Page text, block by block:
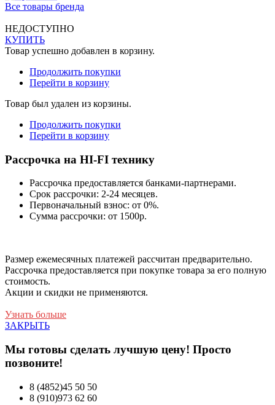
Все товары бренда
НЕДОСТУПНО
КУПИТЬ
Товар успешно добавлен в корзину.
Продолжить покупки
Перейти в корзину
Товар был удален из корзины.
Продолжить покупки
Перейти в корзину
Рассрочка на HI-FI технику
Рассрочка предоставляется банками-партнерами.
Срок рассрочки: 2-24 месяцев.
Первоначальный взнос: от 0%.
Сумма рассрочки: от 1500р.
Размер ежемесячных платежей рассчитан предварительно.
Рассрочка предоставляется при покупке товара за его полную
стоимость.
Акции и скидки не применяются.
Узнать больше
ЗАКРЫТЬ
Мы готовы сделать лучшую цену! Просто
позвоните!
8 (4852)45 50 50
8 (910)973 62 60